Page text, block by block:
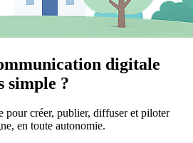
digitale
simple ?
pour créer, publier, diffuser et piloter
en toute autonomie.